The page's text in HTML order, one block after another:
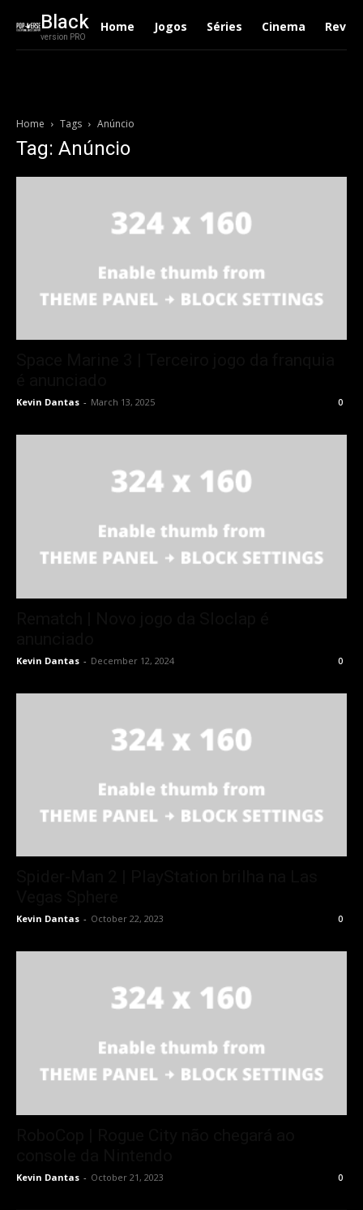
Black
version PRO
Home Jogos Séries Cinema
Home Tags Anúncio
Tag: Anúncio
Kevin Dantas - March 13, 2025 0
Kevin Dantas - December 12, 2024 0
Kevin Dantas - October 22, 2023 0
Kevin Dantas - October 21, 2023 0